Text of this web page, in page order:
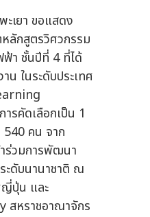
เยา ขอแสดง
ลักสูตรวิศวกรรม
ฟ้า ชั้นปีที่ 4 ที่ได้
น ในระดับประเทศ
รคัดเลือกเป็น 1
คน จาก
ร่วมการพัฒนา
ะดับนานาชาติ ณ
ปุ่น และ
หราชอาณาจักร